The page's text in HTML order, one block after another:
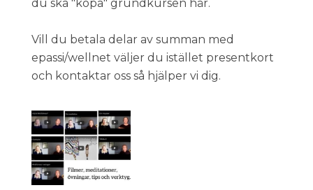
du ska "köpa" grundkursen här.
Vill du betala delar av summan med
epassi/wellnet väljer du istället presentkort
och kontaktar oss så hjälper vi dig.